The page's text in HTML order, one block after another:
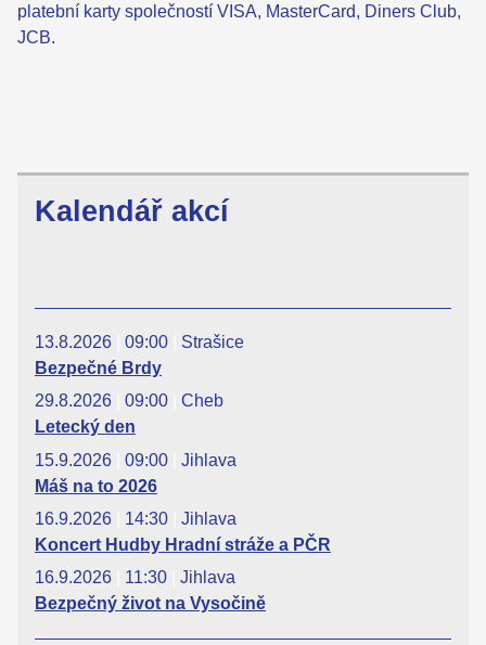
platební karty společností VISA, MasterCard, Diners Club,
JCB.
Kalendář akcí
13.8.2026 09:00
Strašice
Bezpečné Brdy
29.8.2026
09:00
Cheb
Letecký den
15.9.2026
09:00
Jihlava
Máš na to 2026
16.9.2026
14:30
Jihlava
Koncert Hudby Hradní stráže a PČR
16.9.2026
11:30
Jihlava
Bezpečný život na Vysočině